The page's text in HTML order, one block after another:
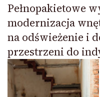
Pełnopakietowe
modernizacja
na odświeżenie i
przestrzeni do